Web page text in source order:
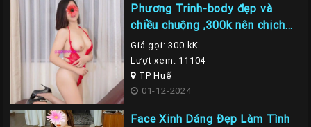
Phương Trinh-body đẹp và
chiều chuộng ,300k nên chịch
em là nhất
Giá gọi: 300 kK
Lượt xem: 11104
TP Huế
01-12-2024
Face Xinh Dáng Đẹp Làm Tình